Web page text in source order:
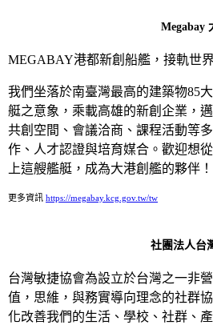
Megabay
MEGABAY港都新創船艦，接軌世
我們坐落於南臺灣最高的建築物85
艇之意象，乘載高雄的新創企業，
共創空間、會議洽商、課程活動等
作、人才認證與培育媒合。歡迎想
上這艘艦艇，成為大港創艦的夥伴！
更多資訊 https://megabay.kcg.gov.tw/tw
社團法人台
台灣敏捷協會為設立於台灣之一非
值，思維，與務實導向理念的社群
化改善我們的生活、學校、社群、